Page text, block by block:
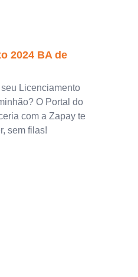
2024 BA de
Licenciamento
O Portal do
com a Zapay te
sem filas!